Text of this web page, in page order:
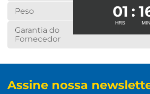
Peso 21,04kg
Garantia do
Fornecedor
Assine nossa
01